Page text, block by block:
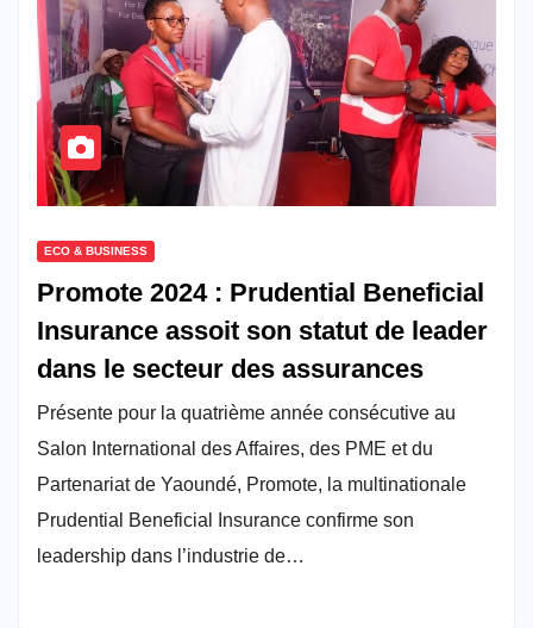
ECO & BUSINESS
Promote 2024 : Prudential Beneficial
Insurance assoit son statut de leader
dans le secteur des assurances
Présente pour la quatrième année consécutive au
Salon International des Affaires, des PME et du
Partenariat de Yaoundé, Promote, la multinationale
Prudential Beneficial Insurance confirme son
leadership dans l’industrie de…